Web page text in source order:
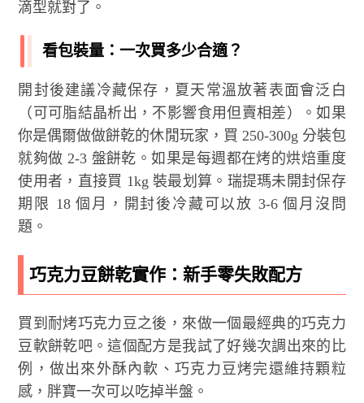
滴型就對了。
看包裝量：一次買多少合適？
開封後建議冷藏保存，夏天常溫放著表面會泛白
（可可脂結晶析出，不影響食用但賣相差）。如果
你是偶爾做做餅乾的休閒玩家，買 250-300g 分裝包
就夠做 2-3 盤餅乾。如果是每週都在烤的烘焙重度
使用者，直接買 1kg 裝最划算。瑞提瑪未開封保存
期限 18 個月，開封後冷藏可以放 3-6 個月沒問
題。
巧克力豆餅乾實作：新手零失敗配方
買到耐烤巧克力豆之後，來做一個最經典的巧克力
豆軟餅乾吧。這個配方是我試了好幾次調出來的比
例，做出來外酥內軟、巧克力豆烤完還維持顆粒
感，胖寶一次可以吃掉半盤。